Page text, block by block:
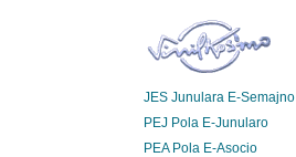
JES Junulara E-Semajno
PEJ Pola E-Junularo
PEA Pola E-Asocio